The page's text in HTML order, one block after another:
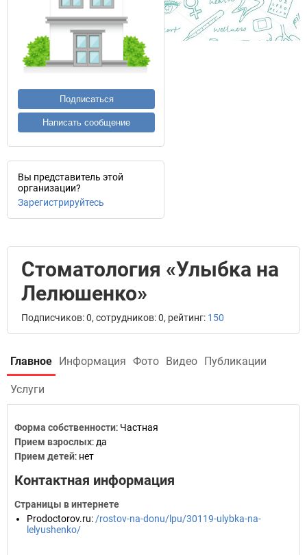
Подписаться
Написать сообщение
Вы представитель этой
организации?
Зарегистрируйтесь
Стоматология «Улыбка на
Лелюшенко»
Подписчиков: 0, сотрудников: 0, рейтинг: 150
Главное Информация Фото Видео Публикации
Услуги
Форма собственности: Частная
Прием взрослых: да
Прием детей: нет
Контактная информация
Страницы в интернете
Prodoctorov.ru: /rostov-na-donu/lpu/30119-ulybka-na-
lelyushenko/